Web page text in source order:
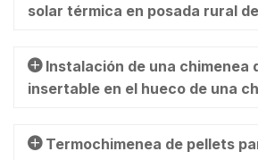
solar térmica en posada rural
Instalación de una chimenea
insertable en el hueco de una
Termochimenea de pellets